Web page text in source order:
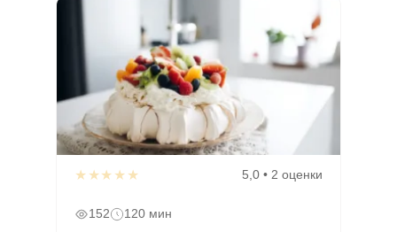
★★★★★ 5,0 • 2 оценки
152 120 мин